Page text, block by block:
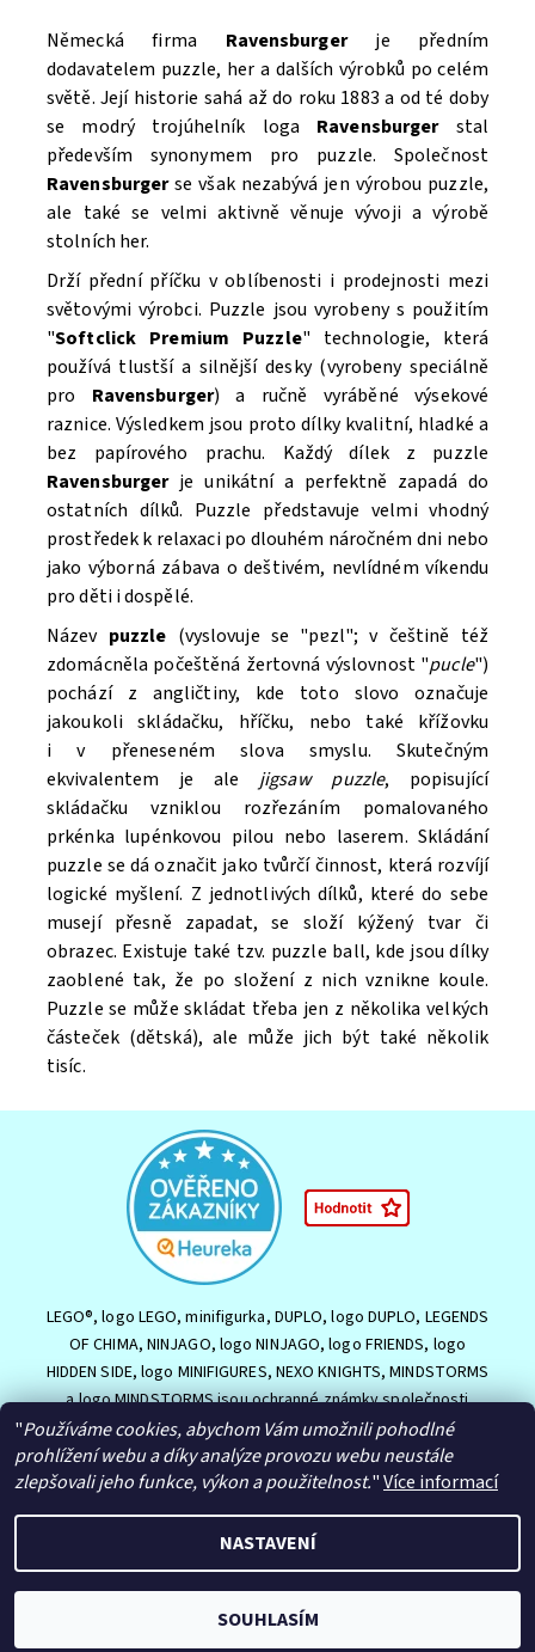
Souhlasím seZpracováním osobních údajů.
Německá firma Ravensburgerje předním
dodavatelem puzzle, her a dalších výrobků po celém
světě. Její historie sahá až do roku 1883 a od té doby
se modrý trojúhelník loga Ravensburgerstal
především synonymem pro puzzle. Společnost
Ravensburgerse však nezabývá jen výrobou puzzle,
ale také se velmi aktivně věnuje vývoji a výrobě
stolních her.
Drží přední příčku v oblíbenosti i prodejnosti mezi
světovými výrobci. Puzzle jsou vyrobeny s použitím
"Softclick Premium Puzzle" technologie, která
používá tlustší a silnější desky (vyrobeny speciálně
pro Ravensburger) a ručně vyráběné výsekové
raznice. Výsledkem jsou proto dílky kvalitní, hladké a
bez papírového prachu. Každý dílek z puzzle
Ravensburgerje unikátní a perfektně zapadá do
ostatních dílků. Puzzle představuje velmi vhodný
prostředek k relaxaci po dlouhém náročném dni nebo
jako výborná zábava o deštivém, nevlídném víkendu
pro děti i dospělé.
Název puzzle (vyslovuje se "pɐzl"; v češtině též
zdomácněla počeštěná žertovná výslovnost "pucle")
pochází z angličtiny, kde toto slovo označuje
jakoukoli skládačku, hříčku, nebo také křížovku
i v přeneseném slova smyslu. Skutečným
ekvivalentem je alejigsaw puzzle, popisující
skládačku vzniklou rozřezáním pomalovaného
prkénka lupénkovou pilou nebo laserem. Skládání
puzzle se dá označit jako tvůrčí činnost, která rozvíjí
logické myšlení. Z jednotlivých dílků, které do sebe
musejí přesně zapadat, se složí kýžený tvar či
obrazec. Existuje také tzv. puzzle ball, kde jsou dílky
zaoblené tak, že po složení z nich vznikne koule.
Puzzle se může skládat třeba jen z několika velkých
částeček (dětská), ale může jich být také několik
tisíc.
LEGO®, logo LEGO, minifigurka, DUPLO, logo DUPLO, LEGENDS
OF CHIMA, NINJAGO, logo NINJAGO, logo FRIENDS, logo
HIDDEN SIDE, logo MINIFIGURES, NEXO KNIGHTS, MINDSTORMS
a logo MINDSTORMS jsou ochranné známky společnosti
LEGO Group nebo jsou chráněny autorským právem LEGO
Group. ©2026 The LEGO Group.
cookies
Vytvořil Shoptet
"Používáme cookies, abychom Vám umožnili pohodlné
prohlížení webu a díky analýze provozu webu neustále
zlepšovali jeho funkce, výkon a použitelnost."Více informací
NASTAVENÍ
SOUHLASÍM